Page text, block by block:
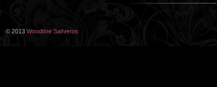
© 2013 Woodline Saliveros